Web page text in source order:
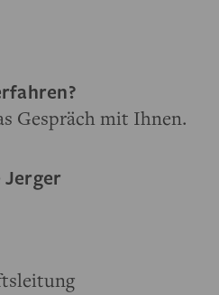
Gespräch mit Ihnen.
Jerger